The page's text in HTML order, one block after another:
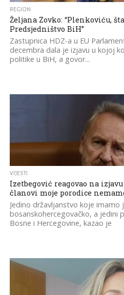
REGION
Željana Zovko: “Plenkoviću,
Predsjedništvo BiH”
Zastupnica HDZ-a u EU
decembra dala je izjavu u kojoj
politike u BiH, a govor...
VIJESTI
Izetbegović reagovao na
članovi moje porodice
Jedino državljanstvo koje imamo
bosanskohercegovačko, a jedini
Bosne i Hercegovine, kazao je